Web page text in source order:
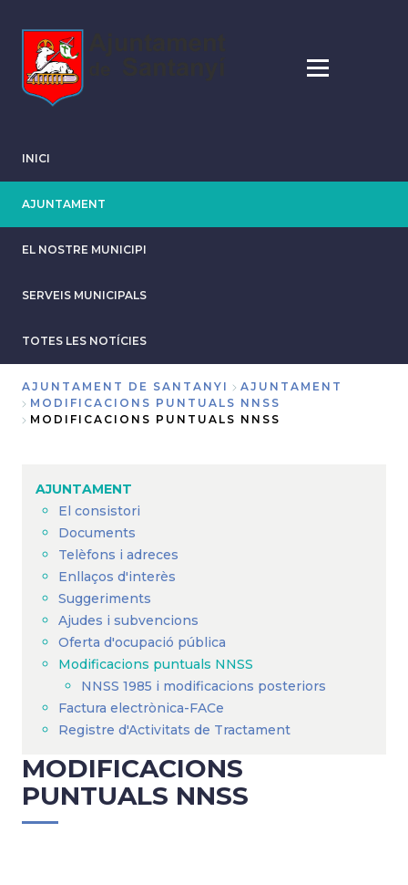
contingut
INICI
AJUNTAMENT
EL NOSTRE MUNICIPI
SERVEIS MUNICIPALS
TOTES LES NOTÍCIES
Fil
AJUNTAMENT DE SANTANYI
AJUNTAMENT
MODIFICACIONS PUNTUALS NNSS
MODIFICACIONS PUNTUALS NNSS
AJUNTAMENT
El consistori
Documents
Telèfons i adreces
Enllaços d'interès
Suggeriments
Ajudes i subvencions
Oferta d'ocupació pública
Modificacions puntuals NNSS
NNSS 1985 i modificacions posteriors
Factura electrònica-FACe
Registre d'Activitats de Tractament
MODIFICACIONS
PUNTUALS NNSS